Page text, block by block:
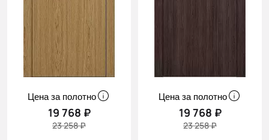
Цена за полотно
19 768 ₽
23 258 ₽
Цена за полотно
19 768 ₽
23 258 ₽